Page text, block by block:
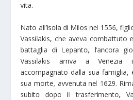
vita.
Nato all’isola di Milos nel 1556,
Vassilakis, che aveva combattuto
battaglia di Lepanto, l’ancora
Vassilakis arriva a Venezia
accompagnato dalla sua
sua morte, avvenuta nel 1629.
subito dopo il trasferimento,